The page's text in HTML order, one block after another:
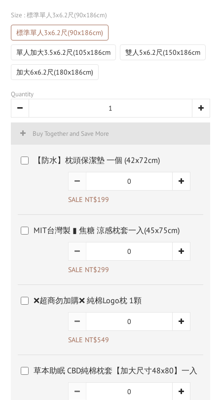
Size : 標準單人3x6.2尺(90x186cm)
標準單人3x6.2尺(90x186cm)
單人加大3.5x6.2尺(105x186cm 雙人5x6.2尺(150x186cm
加大6x6.2尺(180x186cm)
Quantity
Buy Together and Save More
【防水】枕頭保潔墊 一個 (42x72cm)
SALE NT$199
MIT台灣製 ▮ 焦糖 涼感枕套一入(45x75cm)
SALE NT$299
❌超商勿加購❌ 純棉Logo枕 1顆
SALE NT$549
草本助眠 CBD純棉枕套【加大尺寸48x80】一入